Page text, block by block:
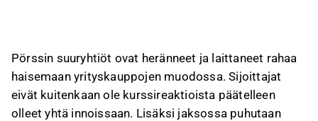
Pörssin suuryhtiöt ovat heränneet ja laittaneet rahaa
haisemaan yrityskauppojen muodossa. Sijoittajat
eivät kuitenkaan ole kurssireaktioista päätelleen
olleet yhtä innoissaan. Lisäksi jaksossa puhutaan